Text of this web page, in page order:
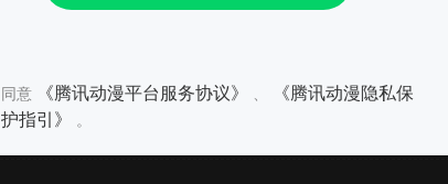
同意 《腾讯动漫平台服务协议》
《腾讯动漫隐私保
护指引》
。